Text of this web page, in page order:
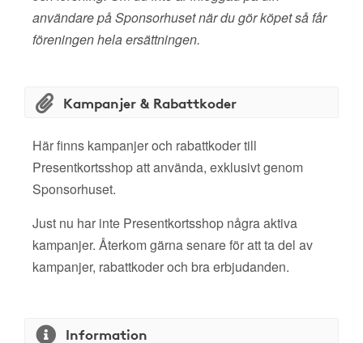
användare på Sponsorhuset när du gör köpet så får
föreningen hela ersättningen.
Kampanjer & Rabattkoder
Här finns kampanjer och rabattkoder till
Presentkortsshop att använda, exklusivt genom
Sponsorhuset.
Just nu har inte Presentkortsshop några aktiva
kampanjer. Återkom gärna senare för att ta del av
kampanjer, rabattkoder och bra erbjudanden.
Information